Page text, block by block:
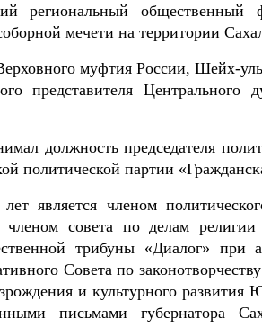
региональный
мечети на территории
муфтия России, Шейх-
представителя Центрального
должность председателя
политической партии
является членом
членом совета по делам
трибуны «Диалог»
Совета по
и культурного
письмами губернатора